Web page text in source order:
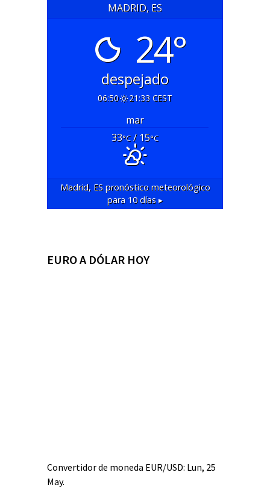
MADRID, ES
24°
despejado
06:50 21:33 CEST
mar
33°C/ 15°C
Madrid, ESpronóstico meteorológico
para 10 días ▸
EURO A DÓLAR HOY
Convertidor de moneda EUR/USD: Lun, 25
May.